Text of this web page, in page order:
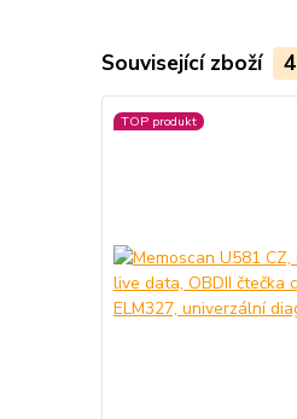
Související zboží 4
TOP produkt